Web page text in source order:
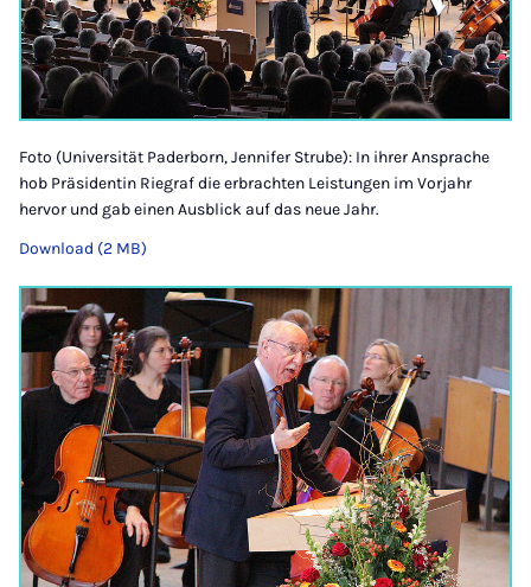
Foto (Universität Paderborn, Jennifer Strube): In ihrer Ansprache
hob Präsidentin Riegraf die erbrachten Leistungen im Vorjahr
hervor und gab einen Ausblick auf das neue Jahr.
Download (2 MB)